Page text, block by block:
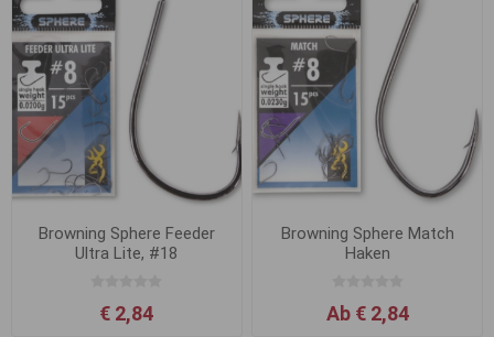
Browning Sphere Feeder
Ultra Lite, #18
€ 2,84
Browning Sphere Match
Haken
Ab € 2,84